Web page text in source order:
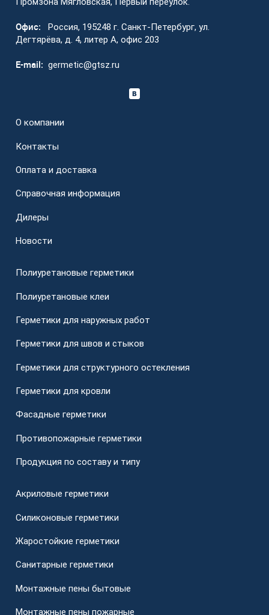
Офис:
Россия, 195248 г. Санкт-Петербург, ул.
Дегтярёва, д. 4, литер А, офис 203
E-mail: germetic@gtsz.ru
О компании
Контакты
Оплата и доставка
Справочная информация
Дилеры
Новости
Полиуретановые герметики
Полиуретановые клеи
Герметики для наружных работ
Герметики для швов и стыков
Герметики для структурного остекления
Герметики для кровли
Фасадные герметики
Противопожарные герметики
Продукция по составу и типу
Акриловые герметики
Силиконовые герметики
Жаростойкие герметики
Санитарные герметики
Монтажные пены бытовые
Монтажные пены пожарные